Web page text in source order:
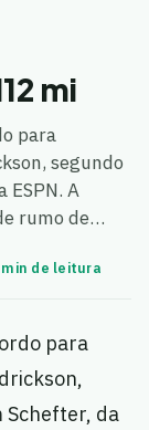
mi
para
segundo
A
rumo de…
de leitura
para
Schefter, da